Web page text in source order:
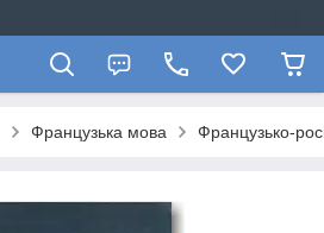
Французька мова Французько-